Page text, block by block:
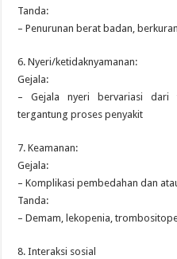
Tanda:
– Penurunan berat badan,
6. Nyeri/ketidaknyamanan:
Gejala:
– Gejala nyeri bervariasi
tergantung proses penyakit
7. Keamanan:
Gejala:
– Komplikasi pembedahan dan
Tanda:
– Demam, lekopenia,
8. Interaksi sosial